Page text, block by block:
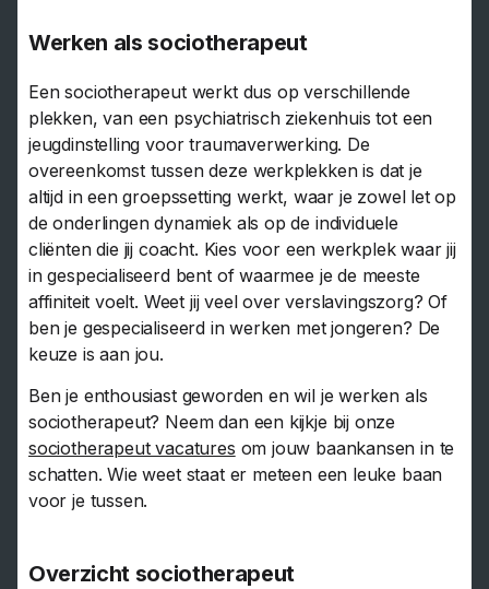
Werken als sociotherapeut
Een sociotherapeut werkt dus op verschillende
plekken, van een psychiatrisch ziekenhuis tot een
jeugdinstelling voor traumaverwerking. De
overeenkomst tussen deze werkplekken is dat je
altijd in een groepssetting werkt, waar je zowel let op
de onderlingen dynamiek als op de individuele
cliënten die jij coacht. Kies voor een werkplek waar jij
in gespecialiseerd bent of waarmee je de meeste
affiniteit voelt. Weet jij veel over verslavingszorg? Of
ben je gespecialiseerd in werken met jongeren? De
keuze is aan jou.
Ben je enthousiast geworden en wil je werken als
sociotherapeut? Neem dan een kijkje bij onze
sociotherapeut vacatures om jouw baankansen in te
schatten. Wie weet staat er meteen een leuke baan
voor je tussen.
Overzicht sociotherapeut